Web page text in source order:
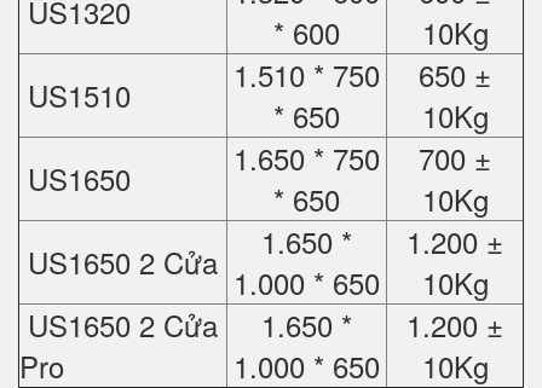
US1320
* 600
10Kg
US1510
1.510 * 750
* 650
650 ±
10Kg
US1650
1.650 * 750
* 650
700 ±
10Kg
US1650 2 Cửa
1.650 *
1.000 * 650
1.200 ±
10Kg
US1650 2 Cửa
Pro
1.650 *
1.000 * 650
1.200 ±
10Kg